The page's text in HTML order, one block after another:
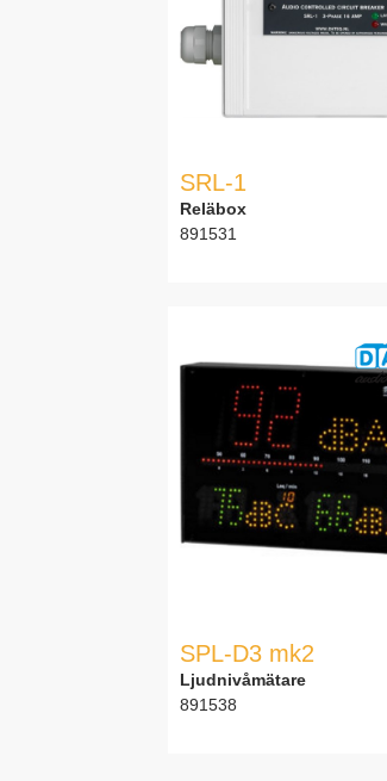
SRL-1
Reläbox
891531
SPL-D3 mk2
Ljudnivåmätare
891538